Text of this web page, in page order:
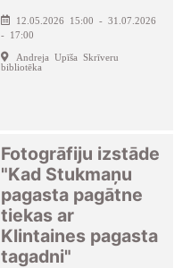
12.05.2026 15:00 - 31.07.2026
- 17:00
Andreja Upīša Skrīveru
bibliotēka
Fotogrāfiju izstāde
"Kad Stukmaņu
pagasta pagātne
tiekas ar
Klintaines pagasta
tagadni"